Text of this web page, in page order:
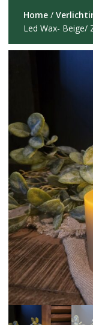
Home/
Led Wax- Beige/